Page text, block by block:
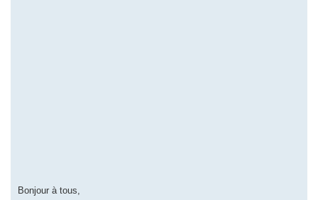
Bonjour à tous,